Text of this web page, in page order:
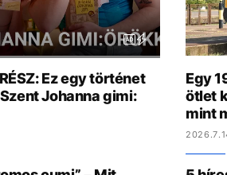
Ez egy történet
Johanna gimi:
Egy
ötlet
mint